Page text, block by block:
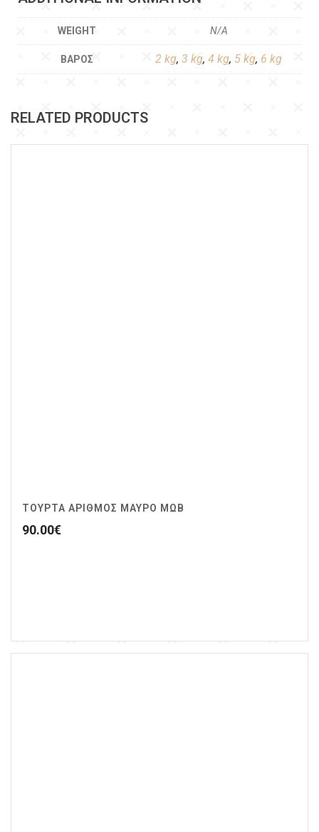
WEIGHT N/A
ΒΆΡΟΣ 2 kg, 3 kg, 4 kg, 5 kg, 6 kg
RELATED PRODUCTS
ΤΟΥΡΤΑ ΑΡΙΘΜΟΣ ΜΑΥΡΟ ΜΩΒ
90.00€